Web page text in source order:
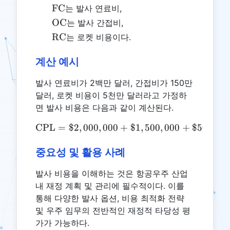
\text{FC}
FC는 발사 연료비,
\text{OC}
OC는 발사 간접비,
\text{RC}
RC는 로켓 비용이다.
계산 예시
발사 연료비가 2백만 달러, 간접비가 150만
달러, 로켓 비용이 5천만 달러라고 가정하
면 발사 비용은 다음과 같이 계산된다.
\text{CPL} =
CPL = $2,000,000 + $1, 500,000 + $50
중요성 및 활용 사례
발사 비용을 이해하는 것은 항공우주 산업
내 재정 계획 및 관리에 필수적이다. 이를
통해 다양한 발사 옵션, 비용 최적화 전략
및 우주 임무의 전반적인 재정적 타당성 평
가가 가능하다.